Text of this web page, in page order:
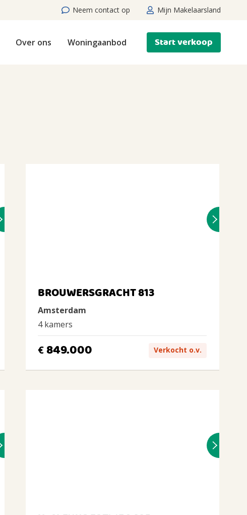
Neem contact op Mijn Makelaarsland
Over ons Woningaanbod Start verkoop
BROUWERSGRACHT 813
Amsterdam
4 kamers
€ 849.000 Verkocht o.v.